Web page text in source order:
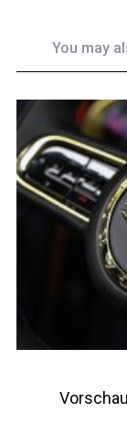
You may